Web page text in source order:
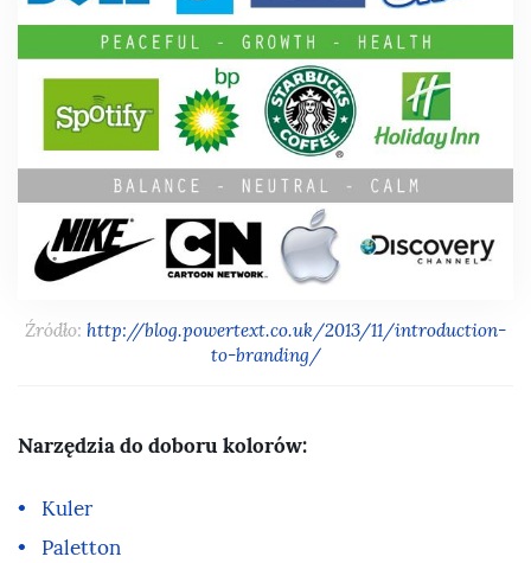
Źródło: http://blog.powertext.co.uk/2013/11/introduction-
to-branding/
Narzędzia do doboru kolorów:
Kuler
Paletton